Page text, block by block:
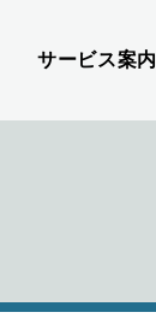
サービス案内